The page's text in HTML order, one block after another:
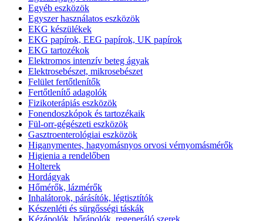
Egyéb eszközök
Egyszer használatos eszközök
EKG készülékek
EKG papírok, EEG papírok, UK papírok
EKG tartozékok
Elektromos intenzív beteg ágyak
Elektrosebészet, mikrosebészet
Felület fertőtlenítők
Fertőtlenítő adagolók
Fizikoterápiás eszközök
Fonendoszkópok és tartozékaik
Fül-orr-gégészeti eszközök
Gasztroenterológiai eszközök
Higanymentes, hagyomásnyos orvosi vérnyomásmérők
Higienia a rendelőben
Holterek
Hordágyak
Hőmérők, lázmérők
Inhalátorok, párásítók, légtisztítók
Készenléti és sürgősségi táskák
Kézápolók, bőrápolók, regeneráló szerek